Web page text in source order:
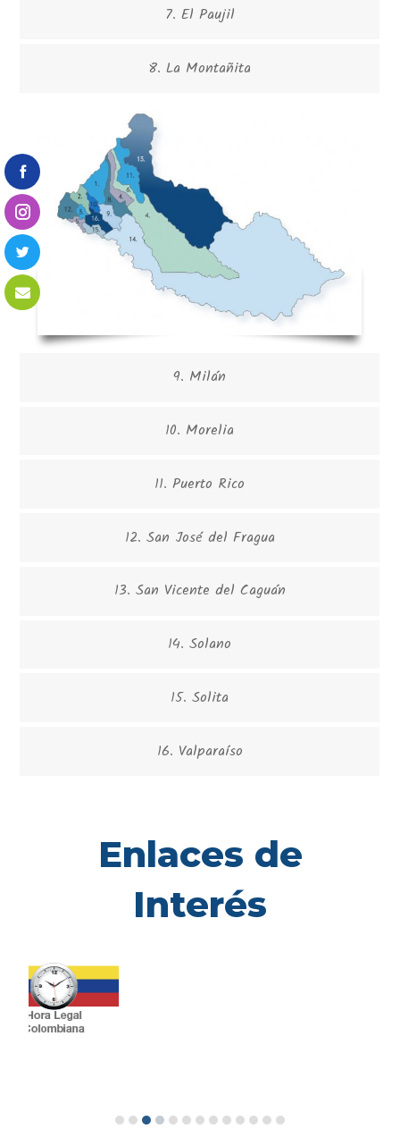
7. El Paujil
8. La Montañita
9. Milán
10. Morelia
11. Puerto Rico
12. San José del Fragua
13. San Vicente del Caguán
14. Solano
15. Solita
16. Valparaíso
Enlaces de
Interés